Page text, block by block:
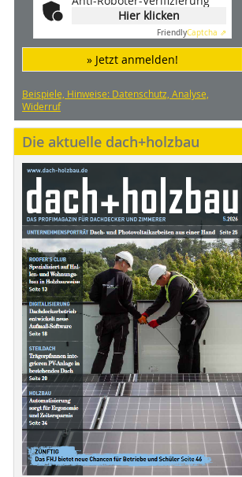
Hier klicken
FriendlyCaptcha ⇗
» Jetzt anmelden!
Beispiele, Hinweise: Datenschutz, Analyse,
Widerruf
Die aktuelle dach+holzbau